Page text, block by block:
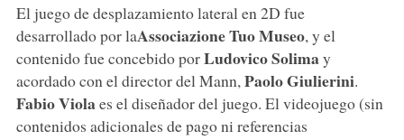
El juego de desplazamiento lateral en 2D fue
desarrollado por laAssociazione Tuo Museo, y el
contenido fue concebido porLudovico Solimay
acordado con el director del Mann, Paolo Giulierini.
Fabio Violaes el diseñador del juego. El videojuego (sin
contenidos adicionales de pago ni referencias